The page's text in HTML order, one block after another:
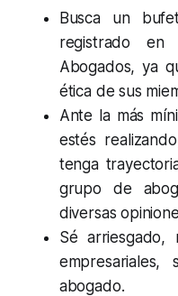
Busca un
registrado
Abogados, ya
ética de sus
Ante la más
estés
tenga
grupo de
diversas
Sé
abogado.